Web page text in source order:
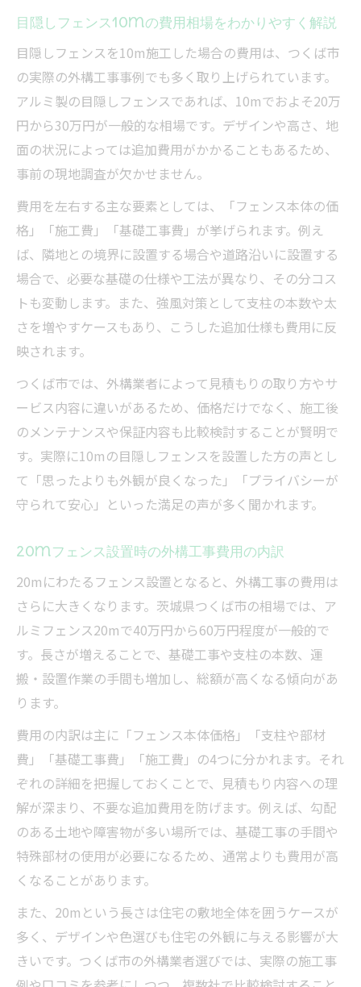
目隠しフェンス10mの費用相場をわかりやすく解説
目隠しフェンスを10m施工した場合の費用は、つくば市
の実際の外構工事事例でも多く取り上げられています。
アルミ製の目隠しフェンスであれば、10mでおよそ20万
円から30万円が一般的な相場です。デザインや高さ、地
面の状況によっては追加費用がかかることもあるため、
事前の現地調査が欠かせません。
費用を左右する主な要素としては、「フェンス本体の価
格」「施工費」「基礎工事費」が挙げられます。例え
ば、隣地との境界に設置する場合や道路沿いに設置する
場合で、必要な基礎の仕様や工法が異なり、その分コス
トも変動します。また、強風対策として支柱の本数や太
さを増やすケースもあり、こうした追加仕様も費用に反
映されます。
つくば市では、外構業者によって見積もりの取り方やサ
ービス内容に違いがあるため、価格だけでなく、施工後
のメンテナンスや保証内容も比較検討することが賢明で
す。実際に10mの目隠しフェンスを設置した方の声とし
て「思ったよりも外観が良くなった」「プライバシーが
守られて安心」といった満足の声が多く聞かれます。
20mフェンス設置時の外構工事費用の内訳
20mにわたるフェンス設置となると、外構工事の費用は
さらに大きくなります。茨城県つくば市の相場では、ア
ルミフェンス20mで40万円から60万円程度が一般的で
す。長さが増えることで、基礎工事や支柱の本数、運
搬・設置作業の手間も増加し、総額が高くなる傾向があ
ります。
費用の内訳は主に「フェンス本体価格」「支柱や部材
費」「基礎工事費」「施工費」の4つに分かれます。それ
ぞれの詳細を把握しておくことで、見積もり内容への理
解が深まり、不要な追加費用を防げます。例えば、勾配
のある土地や障害物が多い場所では、基礎工事の手間や
特殊部材の使用が必要になるため、通常よりも費用が高
くなることがあります。
また、20mという長さは住宅の敷地全体を囲うケースが
多く、デザインや色選びも住宅の外観に与える影響が大
きいです。つくば市の外構業者選びでは、実際の施工事